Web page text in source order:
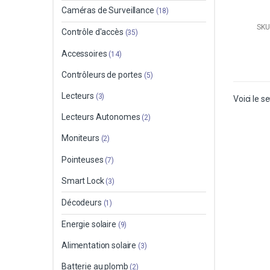
Voici le
Caméras de Surveillance (18)
Contrôle d'accès (35)
Accessoires (14)
Contrôleurs de portes (5)
Lecteurs (3)
Lecteurs Autonomes (2)
Moniteurs (2)
Pointeuses (7)
Smart Lock (3)
Décodeurs (1)
Energie solaire (9)
Alimentation solaire (3)
Batterie au plomb (2)